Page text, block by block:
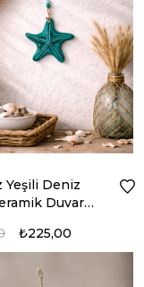
Yeşili Deniz
Duvar
₺225,00